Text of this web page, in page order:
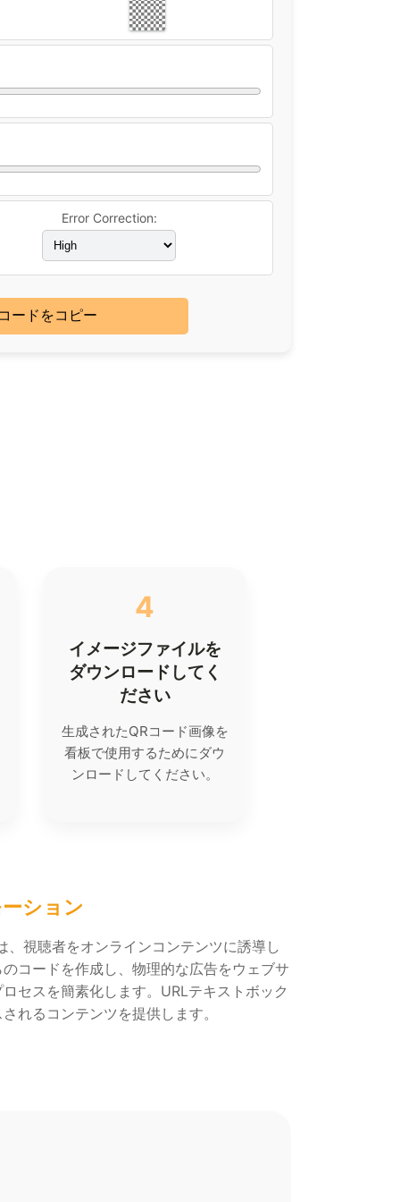
Error Correction:
ードをコピー
4
イメージファイルを
ダウンロードしてく
ださい
生成されたQRコード画像を
看板で使用するためにダウ
ンロードしてください。
ション
、視聴者をオンラインコンテンツに誘導し
コードを作成し、物理的な広告をウェブサ
セスを簡素化します。URLテキストボック
れるコンテンツを提供します。